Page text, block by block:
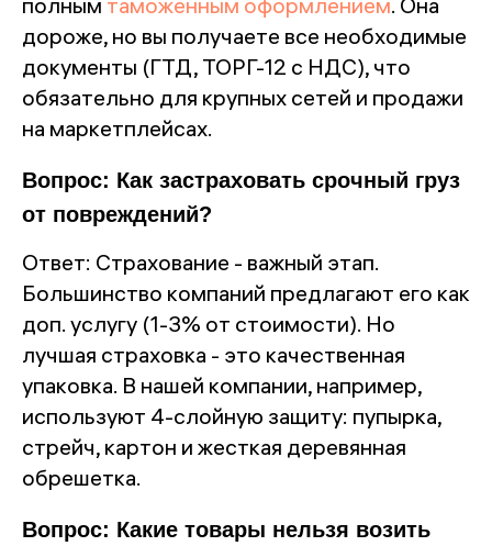
полным таможенным оформлением. Она
дороже, но вы получаете все необходимые
документы (ГТД, ТОРГ-12 с НДС), что
обязательно для крупных сетей и продажи
на маркетплейсах.
Вопрос: Как застраховать срочный груз
от повреждений?
Ответ: Страхование - важный этап.
Большинство компаний предлагают его как
доп. услугу (1-3% от стоимости). Но
лучшая страховка - это качественная
упаковка. В нашей компании, например,
используют 4-слойную защиту: пупырка,
стрейч, картон и жесткая деревянная
обрешетка.
Вопрос: Какие товары нельзя возить